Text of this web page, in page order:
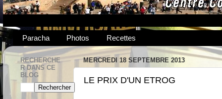
Paracha Photos Recettes
MERCREDI 18 SEPTEMBRE 2013
LE PRIX D'UN ETROG
RECHERCHE
R DANS CE
BLOG